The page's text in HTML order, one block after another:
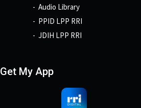
Audio Library
PPID LPP RRI
JDIH LPP RRI
Get My App